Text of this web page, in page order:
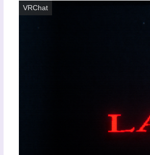
VRChat